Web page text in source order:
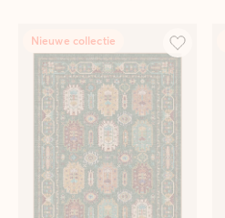
Nieuwe collectie